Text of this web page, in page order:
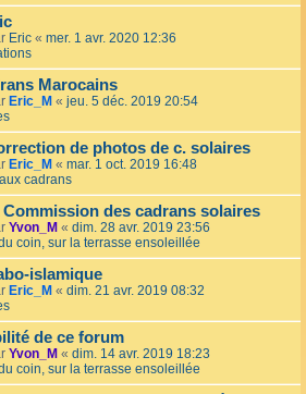
Eric « mer. 1 avr. 2020 12:36
Marocains
Eric_M « jeu. 5 déc. 2019 20:54
de photos de c. solaires
Eric_M « mar. 1 oct. 2019 16:48
cadrans
Commission des cadrans solaires
Yvon_M « dim. 28 avr. 2019 23:56
coin, sur la terrasse ensoleillée
islamique
Eric_M « dim. 21 avr. 2019 08:32
de ce forum
Yvon_M « dim. 14 avr. 2019 18:23
coin, sur la terrasse ensoleillée